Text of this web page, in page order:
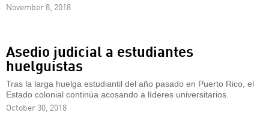
November 8, 2018
Asedio judicial a estudiantes
huelguistas
Tras la larga huelga estudiantil del año pasado en Puerto Rico, el
Estado colonial continúa acosando a líderes universitarios.
October 30, 2018